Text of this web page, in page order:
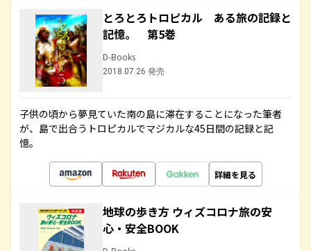
とろとろトロピカル ある旅の記録と
記憶。 第5巻
D-Books
2018.07.26 発売
子供の頃から夢見ていた南の島に滞在することになった筆者
が、島で出合うトロピカルでマジカルな45日間の記録と記
憶。
詳細を見る
地球の歩き方 ウィズコロナ旅の安
心・安全BOOK